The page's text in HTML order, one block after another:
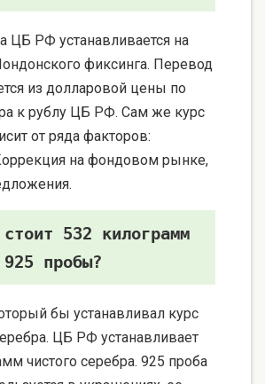
ЦБ РФ устанавливается на
фиксинга. Перевод
из долларовой цены по
к рублу ЦБ РФ. Сам же курс
от ряда факторов:
на фондовом рынке,
532 килограмм
пробы?
бы устанавливал курс
ЦБ РФ устанавливает
чистого серебра. 925 проба